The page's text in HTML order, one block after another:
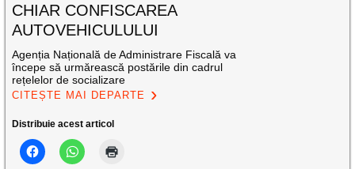
CHIAR CONFISCAREA
AUTOVEHICULULUI
Agenția Națională de Administrare Fiscală va
începe să urmărească postările din cadrul
rețelelor de socializare
CITEȘTE MAI DEPARTE
Distribuie acest articol